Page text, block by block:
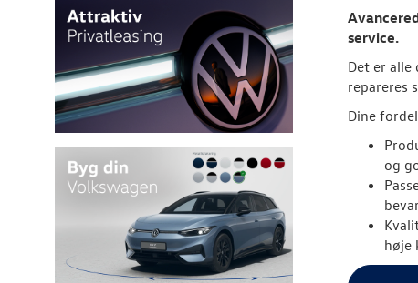
service.
Det er alle
repareres
Dine
og
høje